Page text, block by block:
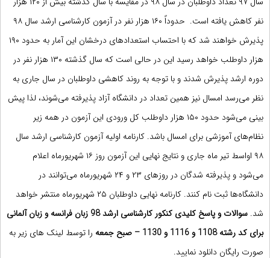
نفر کاهش یافته است. حدوداً ۱۶۰ هزار نفر در آزمون کارشناسی ارشد سال ۹۸
پذیرش خواهند شد که با احتساب استعدادهای درخشان این آمار به حدود ۱۹۰
هزار داوطلب خواهد رسید این در حالی است که سال گذشته ۱۳۰ هزار نفر در
دوره ارشد پذیرش شدند و با توجه به روند کاهشی داوطلبان در سال جاری به
نظر می‌رسد امسال نیز همین تعداد در دانشگاه آزاد پذیرفته می‌شوند، لذا پیش
بینی می‌شود حدود ۱۵۰ هزار داوطلب کل ورودی این آزمون در همه زیر
نظام‌های آموزشی برای امسال باشد. کارنامه اولیه آزمون کارشناسی ارشد سال
۹۸ اواسط تیر ماه جاری و نتایج نهایی این آزمون روز ۱۶ شهریورماه اعلام
می‌شود و پذیرفته شدگان در روزهای ۲۳ و ۲۴ شهریورماه می‌توانند در
دانشگاه‌ها ثبت نام کنند. کارنامه نهایی داوطلبان ۲۵ شهریورماه منتشر خواهد
شد. سوالات و پاسخ کلیدی کنکور
کارشناسی ارشد 98 زبان فرانسه و زبان آلمانی
برای کد رشته 1108 و 1116 و 1130 – صبح جمعه
را توسط لینک های زیر به
صورت رایگان دانلود نمایید.